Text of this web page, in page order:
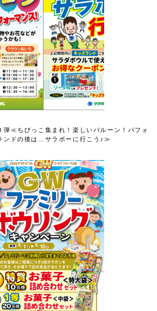
弾≪ちびっこ集まれ！楽しいバルーン！パフォ
ドの後は…サラボーに行こう♪≫